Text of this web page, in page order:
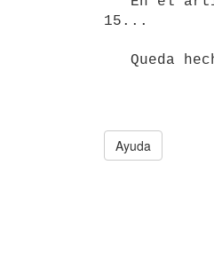
15...
Queda
Ayuda